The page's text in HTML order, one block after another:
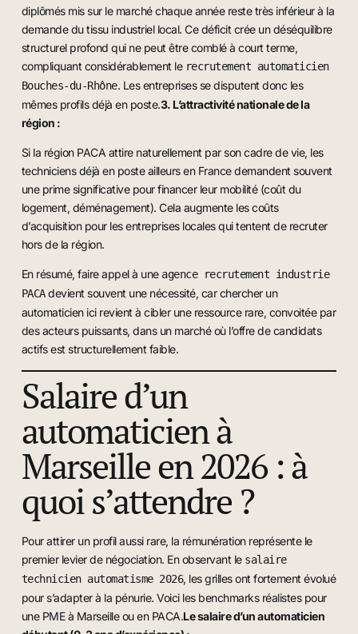
diplômés mis sur le marché chaque année reste très inférieur à la
demande du tissu industriel local. Ce déficit crée un déséquilibre
structurel profond qui ne peut être comblé à court terme,
compliquant considérablement le recrutement automaticien
Bouches-du-Rhône. Les entreprises se disputent donc les
mêmes profils déjà en poste.3. L’attractivité nationale de la
région :
Si la région PACA attire naturellement par son cadre de vie, les
techniciens déjà en poste ailleurs en France demandent souvent
une prime significative pour financer leur mobilité (coût du
logement, déménagement). Cela augmente les coûts
d’acquisition pour les entreprises locales qui tentent de recruter
hors de la région.
En résumé, faire appel à une agence recrutement industrie
PACAdevient souvent une nécessité, car chercher un
automaticien ici revient à cibler une ressource rare, convoitée par
des acteurs puissants, dans un marché où l’offre de candidats
actifs est structurellement faible.
Salaire d’un
automaticien à
Marseille en 2026 : à
quoi s’attendre ?
Pour attirer un profil aussi rare, la rémunération représente le
premier levier de négociation. En observant le salaire
technicien automatisme 2026, les grilles ont fortement évolué
pour s’adapter à la pénurie. Voici les benchmarks réalistes pour
une PME à Marseille ou en PACA.Le salaire d’un automaticien